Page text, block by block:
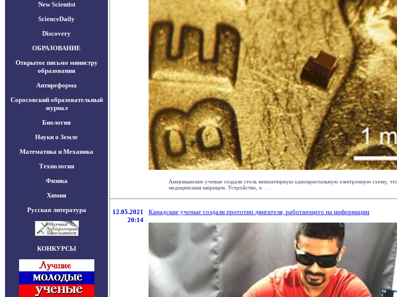
New Scientist
ScienceDaily
Discovery
ОБРАЗОВАНИЕ
Открытое письмо министру
образования
Антиреформа
Соросовский образовательный
журнал
Биология
Науки о Земле
Математика и Механика
Технология
Физика
Химия
Русская литература
КОНКУРСЫ
Американские ученые создали столь миниатюрную однокристальную электронную схему,
медицинским шприцем. Устройство, о . . .
12.05.2021
20:14
Канадские ученые создали прототип двигателя, работающего на информации